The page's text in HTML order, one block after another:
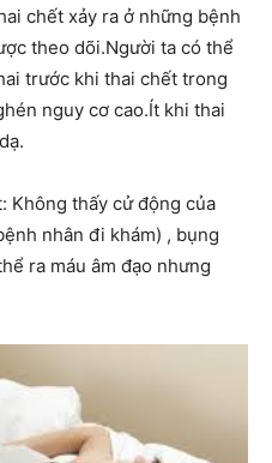
chết xảy ra ở những bệnh
theo dõi.Người ta có thể
trước khi thai chết trong
nguy cơ cao.Ít khi thai
Không thấy cử động của
nhân đi khám) , bụng
ra máu âm đạo nhưng